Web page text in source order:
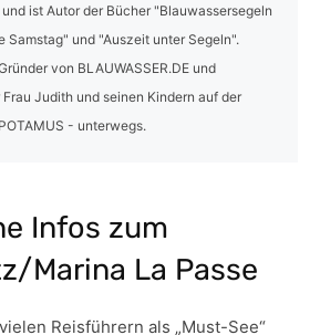
ist Autor der Bücher "Blauwassersegeln
Samstag" und "Auszeit unter Segeln".
von BLAUWASSER.DE und
Judith und seinen Kindern auf der
- unterwegs.
Infos zum
Marina La Passe
Reisführern als „Must-See“